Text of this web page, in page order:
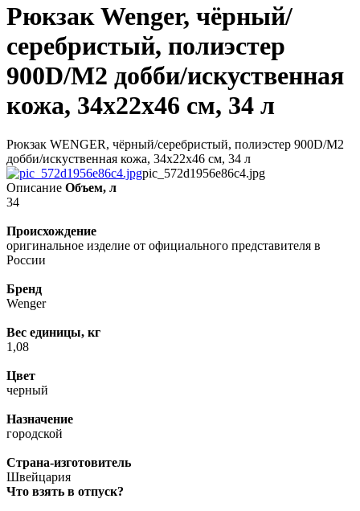
Рюкзак Wenger, чёрный/
серебристый, полиэстер
900D/М2 добби/искуственная
кожа, 34x22x46 см, 34 л
Рюкзак WENGER, чёрный/серебристый, полиэстер 900D/М2
добби/искуственная кожа, 34x22x46 см, 34 л
pic_572d1956e86c4.jpg
Описание Объем, л
34
Происхождение
оригинальное изделие от официального представителя в
России
Бренд
Wenger
Вес единицы, кг
1,08
Цвет
черный
Назначение
городской
Страна-изготовитель
Швейцария
Что взять в отпуск?